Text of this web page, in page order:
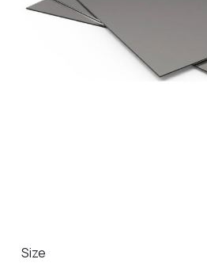
Elemente de fixare și șuruburi
Materiale pentru sudură
Size